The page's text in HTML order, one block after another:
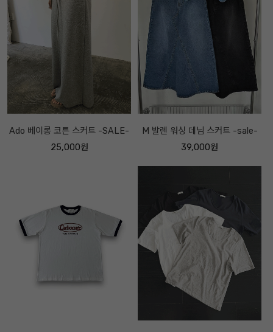
Ado 베이롱 코튼 스커트 -SALE-
25,000원
M 발렌 워싱 데님 스커트 -sale-
39,000원